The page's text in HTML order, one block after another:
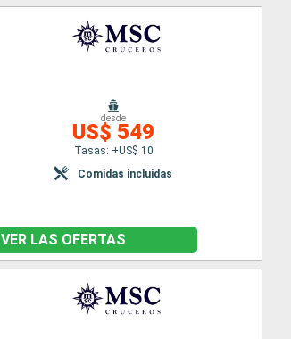
desde
US$ 549
Tasas: +US$ 10
Comidas incluidas
VER LAS OFERTAS